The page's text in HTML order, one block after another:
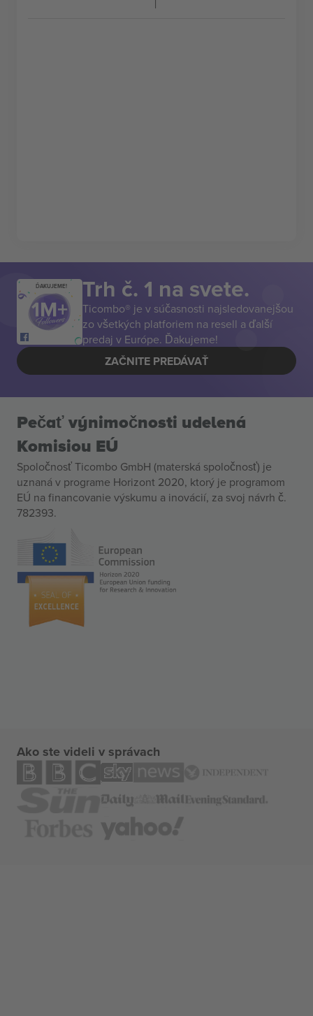
ĎAKUJEME! Trh č. 1 na svete.
Ticombo® je v súčasnosti najsledovanejšou
zo všetkých platforiem na resell a ďalší
predaj v Európe. Ďakujeme!
ZAČNITE PREDÁVAŤ
Pečať výnimočnosti udelená
Komisiou EÚ
Spoločnosť Ticombo GmbH (materská spoločnosť) je
uznaná v programe Horizont 2020, ktorý je programom
EÚ na financovanie výskumu a inovácií, za svoj návrh č.
782393.
Ako ste videli v správach